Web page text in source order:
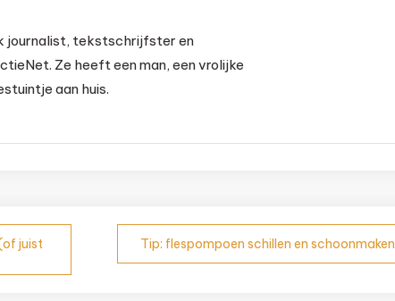
journalist, tekstschrijfster en
Ze heeft een man, een vrolijke
aan huis.
juist Tip: flespompoen schillen en schoonmaken